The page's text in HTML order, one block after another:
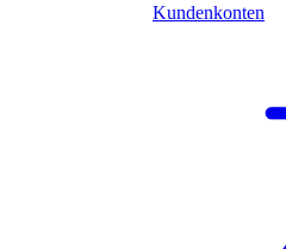
Kundenkonten